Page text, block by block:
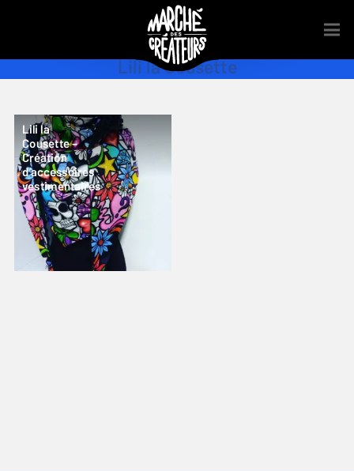
Lili la Cousette
Lili la
Cousette –
Création
d’accessoires
vestimentaires